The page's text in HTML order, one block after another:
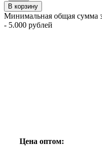
В корзину
Минимальная общая сумма
- 5.000 рублей
Цена оптом: